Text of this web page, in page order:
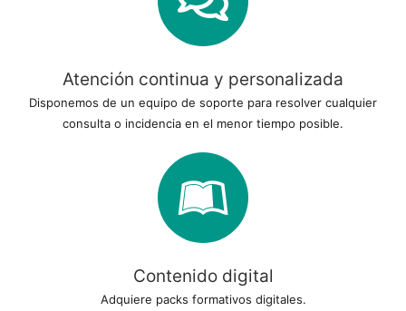
Atención continua y personalizada
Disponemos de un equipo de soporte para resolver cualquier
consulta o incidencia en el menor tiempo posible.
Contenido digital
Adquiere packs formativos digitales.